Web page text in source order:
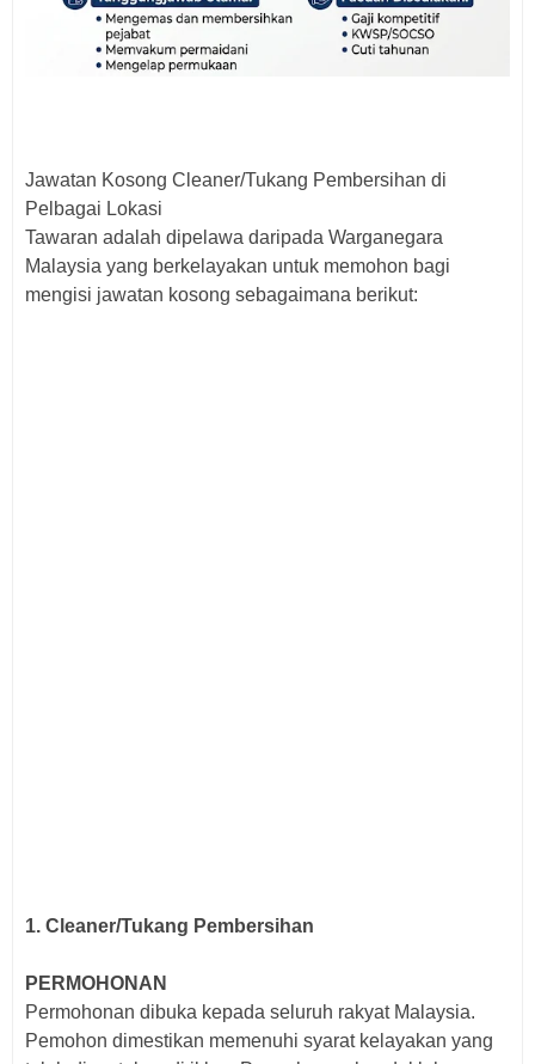
Jawatan Kosong Cleaner/Tukang Pembersihan di
Pelbagai Lokasi
Tawaran adalah dipelawa daripada Warganegara
Malaysia yang berkelayakan untuk memohon bagi
mengisi jawatan kosong sebagaimana berikut:
1. Cleaner/Tukang Pembersihan
PERMOHONAN
Permohonan dibuka kepada seluruh rakyat Malaysia.
Pemohon dimestikan memenuhi syarat kelayakan yang